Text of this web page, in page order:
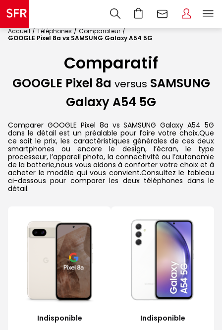
Accueil Téléphones
Comparateur
GOOGLE Pixel 8a vs SAMSUNG Galaxy A54 5G
Comparatif
GOOGLE Pixel 8a versus SAMSUNG
Galaxy A54 5G
Comparer GOOGLE Pixel 8a vs SAMSUNG Galaxy A54 5G
dans le détail est un préalable pour faire votre choix.Que
ce soit le prix, les caractéristiques générales de ces deux
smartphones ou encore le design, l’écran, le type
processeur, l’appareil photo, la connectivité ou l’autonomie
de la batterie,nous vous aidons à conforter votre choix et à
acheter le modèle qui vous convient.Consultez le tableau
ci-dessous pour comparer les deux téléphones dans le
détail.
Indisponible
Indisponible